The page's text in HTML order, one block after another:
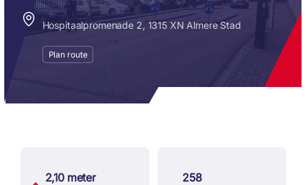
Hospitaalpromenade 2, 1315 XN Almere Stad
Plan route
2,10 meter 258